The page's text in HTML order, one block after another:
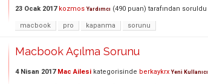
23 Ocak 2017 kozmos Yardımcı (490 puan) tarafından soruldu
macbook pro kapanma sorunu
Macbook Açılma Sorunu
4 Nisan 2017 Mac Ailesi kategorisinde berkaykrx Yeni Kullanıcı